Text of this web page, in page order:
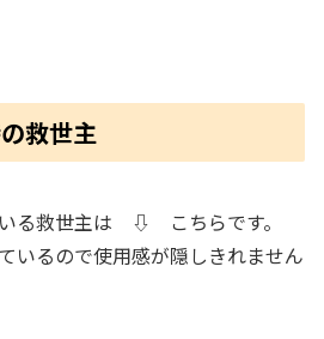
救世主
る救世主は ⇩ こちらです。
いるので使用感が隠しきれません